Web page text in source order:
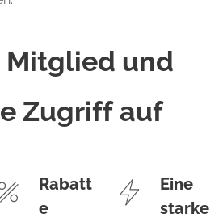
Mitglied und
Zugriff auf
Rabatt
e
Eine
starke